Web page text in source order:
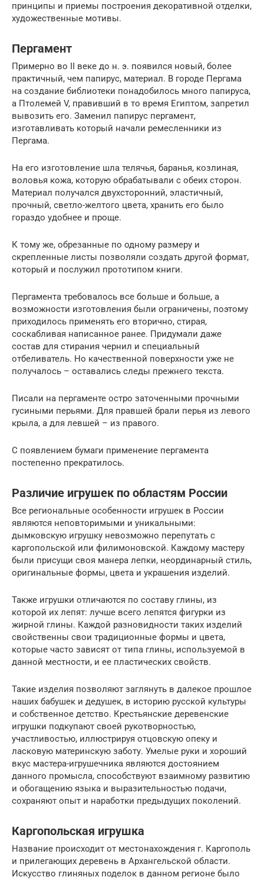
принципы и приемы построения декоративной отделки,
художественные мотивы.
Пергамент
Примерно во II веке до н. э. появился новый, более
практичный, чем папирус, материал. В городе Пергама
на создание библиотеки понадобилось много папируса,
а Птолемей V, правивший в то время Египтом, запретил
вывозить его. Заменил папирус пергамент,
изготавливать который начали ремесленники из
Пергама.
На его изготовление шла телячья, баранья, козлиная,
воловья кожа, которую обрабатывали с обеих сторон.
Материал получался двухсторонний, эластичный,
прочный, светло-желтого цвета, хранить его было
гораздо удобнее и проще.
К тому же, обрезанные по одному размеру и
скрепленные листы позволяли создать другой формат,
который и послужил прототипом книги.
Пергамента требовалось все больше и больше, а
возможности изготовления были ограничены, поэтому
приходилось применять его вторично, стирая,
соскабливая написанное ранее. Придумали даже
состав для стирания чернил и специальный
отбеливатель. Но качественной поверхности уже не
получалось – оставались следы прежнего текста.
Писали на пергаменте остро заточенными прочными
гусиными перьями. Для правшей брали перья из левого
крыла, а для левшей – из правого.
С появлением бумаги применение пергамента
постепенно прекратилось.
Различие игрушек по областям России
Все региональные особенности игрушек в России
являются неповторимыми и уникальными:
дымковскую игрушку невозможно перепутать с
каргопольской или филимоновской. Каждому мастеру
были присущи своя манера лепки, неординарный стиль,
оригинальные формы, цвета и украшения изделий.
Также игрушки отличаются по составу глины, из
которой их лепят: лучше всего лепятся фигурки из
жирной глины. Каждой разновидности таких изделий
свойственны свои традиционные формы и цвета,
которые часто зависят от типа глины, используемой в
данной местности, и ее пластических свойств.
Такие изделия позволяют заглянуть в далекое прошлое
наших бабушек и дедушек, в историю русской культуры
и собственное детство. Крестьянские деревенские
игрушки подкупают своей рукотворностью,
участливостью, иллюстрируя отцовскую опеку и
ласковую материнскую заботу. Умелые руки и хороший
вкус мастера-игрушечника являются достоянием
данного промысла, способствуют взаимному развитию
и обогащению языка и выразительностью подачи,
сохраняют опыт и наработки предыдущих поколений.
Каргопольская игрушка
Название происходит от местонахождения г. Каргополь
и прилегающих деревень в Архангельской области.
Искусство глиняных поделок в данном регионе было